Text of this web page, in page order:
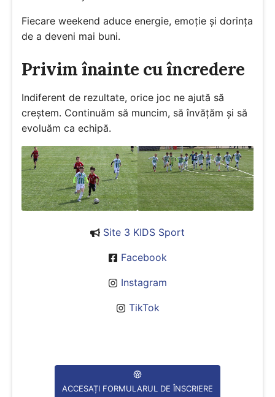
Fiecare weekend aduce energie, emoție și dorința
de a deveni mai buni.
Privim înainte cu încredere
Indiferent de rezultate, orice joc ne ajută să
creștem. Continuăm să muncim, să învățăm și să
evoluăm ca echipă.
Site 3 KIDS Sport
Facebook
Instagram
TikTok
ACCESAȚI FORMULARUL DE ÎNSCRIERE